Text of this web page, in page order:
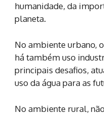
humanidade, da
planeta.
No ambiente urbano,
há também uso
principais desafios,
uso da água para as
No ambiente rural,